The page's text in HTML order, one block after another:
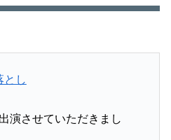
とし
演させていただきまし